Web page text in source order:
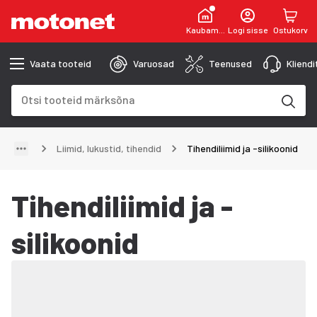
KaubamajaLogi sisse Ostukorv
Vaata tooteid Varuosad Teenused
Liimid, lukustid, tihendid Tihendiliimid ja -silikoonid
Tihendiliimid ja -
silikoonid